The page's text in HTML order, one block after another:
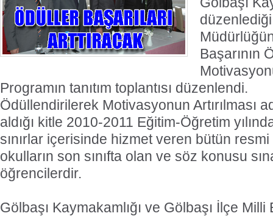
Başarının
Programın tanıtım toplantısı düzenlendi.
Ödüllendirilerek Motivasyonun Artırılması
aldığı kitle 2010-2011 Eğitim-Öğretim
sınırlar içerisinde hizmet veren bütün
okulların son sınıfta olan ve söz konusu
öğrencilerdir.
Gölbaşı Kaymakamlığı ve Gölbaşı İlçe